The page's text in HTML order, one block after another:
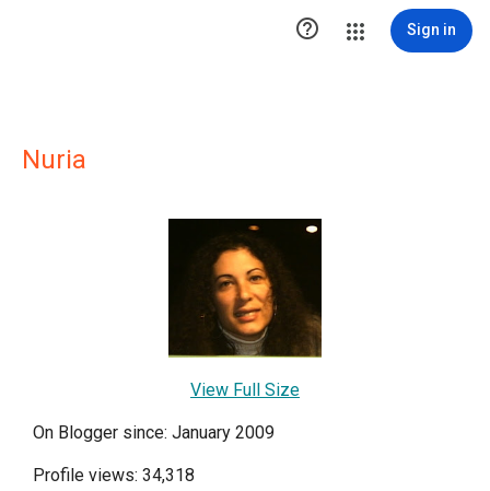
 Sign in
Nuria
View Full Size
On Blogger since: January 2009
Profile views: 34,318